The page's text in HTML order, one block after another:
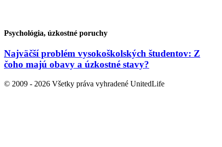
Psychológia, úzkostné poruchy
Najväčší problém vysokoškolských študentov: Z
čoho majú obavy a úzkostné stavy?
© 2009 - 2026 Všetky práva vyhradené UnitedLife